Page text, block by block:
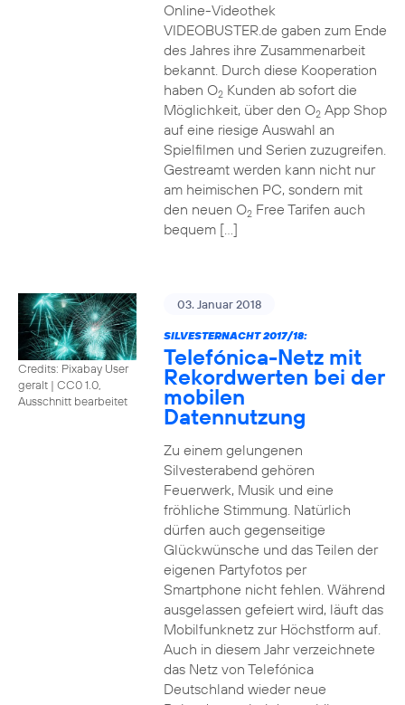
Online-Videothek
VIDEOBUSTER.de gaben zum Ende
des Jahres ihre Zusammenarbeit
bekannt. Durch diese Kooperation
haben O2Kunden ab sofort die
Möglichkeit, über den O2App Shop
auf eine riesige Auswahl an
Spielfilmen und Serien zuzugreifen.
Gestreamt werden kann nicht nur
am heimischen PC, sondern mit
den neuen O2Free Tarifen auch
bequem […]
Credits: Pixabay User
geralt | CC0 1.0,
Ausschnitt bearbeitet
03. Januar 2018
SILVESTERNACHT 2017/18:
Telefónica-Netz mit
Rekordwerten bei der
mobilen
Datennutzung
Zu einem gelungenen
Silvesterabend gehören
Feuerwerk, Musik und eine
fröhliche Stimmung. Natürlich
dürfen auch gegenseitige
Glückwünsche und das Teilen der
eigenen Partyfotos per
Smartphone nicht fehlen. Während
ausgelassen gefeiert wird, läuft das
Mobilfunknetz zur Höchstform auf.
Auch in diesem Jahr verzeichnete
das Netz von Telefónica
Deutschland wieder neue